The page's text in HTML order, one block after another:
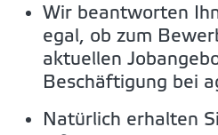
Wir beantworten
egal, ob zum
aktuellen
Beschäftigung bei
Natürlich erhalten